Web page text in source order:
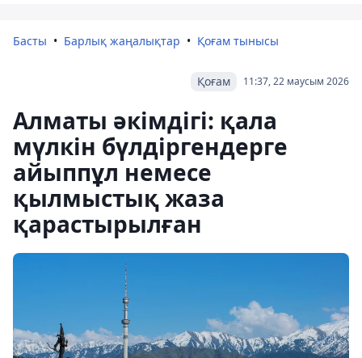
Басты Барлық жаңалықтар Қоғам тынысы
11:37, 22 маусым 2026
Қоғам
Алматы әкімдігі: қала
мүлкін бүлдіргендерге
айыппұл немесе
қылмыстық жаза
қарастырылған